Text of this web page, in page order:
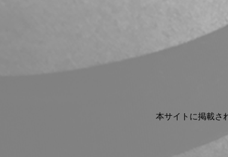
本サイトに掲載さ